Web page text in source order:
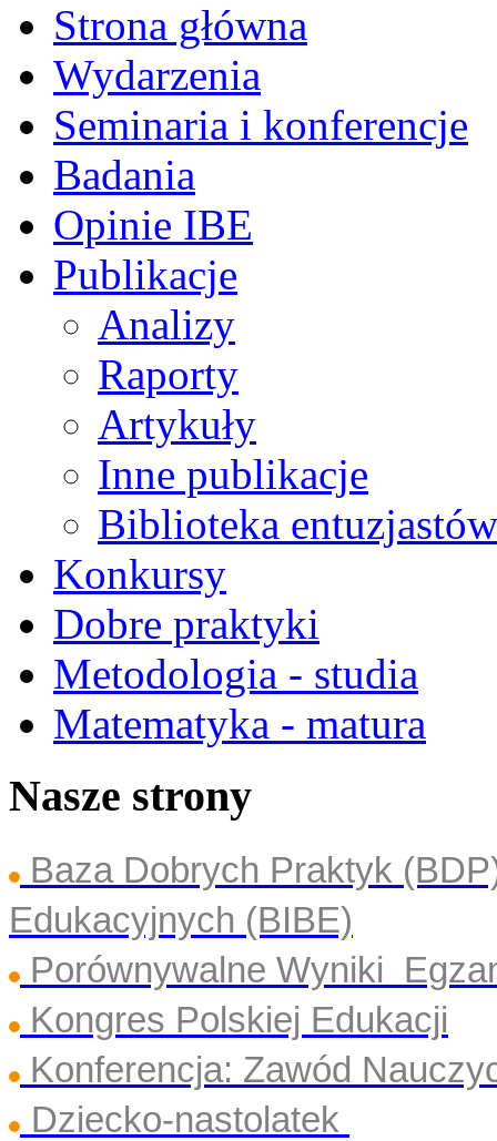
Strona główna
Wydarzenia
Seminaria i konferencje
Badania
Opinie IBE
Publikacje
Analizy
Raporty
Artykuły
Inne publikacje
Biblioteka
Konkursy
Dobre praktyki
Metodologia - studia
Matematyka - matura
Nasze strony
Baza Dobrych Praktyk
Edukacyjnych (BIBE)
Porównywalne Wyniki
Kongres Polskiej Edukacji
Konferencja: Zawód
Dziecko-nastolatek